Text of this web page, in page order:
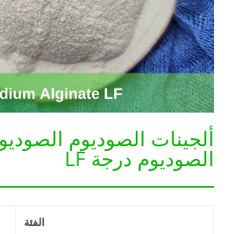
ألجينات الصوديوم
الصوديوم درجة LF
الفئة